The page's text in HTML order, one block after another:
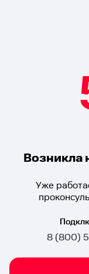
Возникла
Уже
8 (800)